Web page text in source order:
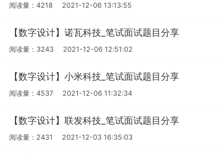
阅读量：4218 2021-12-06 13:13:55
【数字设计】诺瓦科技_笔试面试题目分享
阅读量：3243 2021-12-06 12:51:02
【数字设计】小米科技_笔试面试题目分享
阅读量：4537 2021-12-06 11:32:34
【数字设计】联发科技_笔试面试题目分享
阅读量：2431 2021-12-03 16:35:03